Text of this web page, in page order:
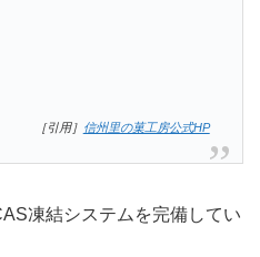
［引用］ 信州里の菓工房公式HP
凍結システムを完備してい